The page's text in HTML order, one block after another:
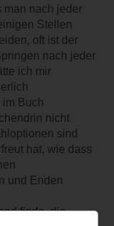
man nach jeder
Stellen
oft ist der
nach jeder
ich mir
Buch
nicht
sind
hat, wie dass
und Enden
finde, die